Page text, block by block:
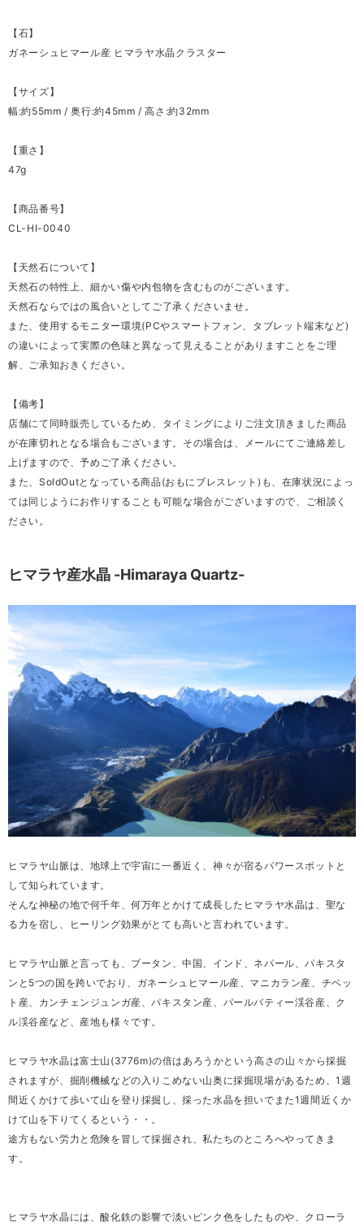
【石】
ガネーシュヒマール産 ヒマラヤ水晶クラスター
【サイズ】
幅:約55mm / 奥行:約45mm / 高さ:約32mm
【重さ】
47g
【商品番号】
CL-HI-0040
【天然石について】
天然石の特性上、細かい傷や内包物を含むものがございます。
天然石ならではの風合いとしてご了承くださいませ。
また、使用するモニター環境(PCやスマートフォン、タブレット端末など)
の違いによって実際の色味と異なって見えることがありますことをご理
解、ご承知おきください。
【備考】
店舗にて同時販売しているため、タイミングによりご注文頂きました商品
が在庫切れとなる場合もございます。その場合は、メールにてご連絡差し
上げますので、予めご了承ください。
また、SoldOutとなっている商品(おもにブレスレット)も、在庫状況によっ
ては同じようにお作りすることも可能な場合がございますので、ご相談く
ださい。
ヒマラヤ産水晶 -Himaraya Quartz-
ヒマラヤ山脈は、地球上で宇宙に一番近く、神々が宿るパワースポットと
して知られています。
そんな神秘の地で何千年、何万年とかけて成長したヒマラヤ水晶は、聖な
る力を宿し、ヒーリング効果がとても高いと言われています。
ヒマラヤ山脈と言っても、ブータン、中国、インド、ネパール、パキスタ
ンと5つの国を跨いでおり、ガネーシュヒマール産、マニカラン産、チベッ
ト産、カンチェンジュンガ産、パキスタン産、パールバティー渓谷産、ク
ル渓谷産など、産地も様々です。
ヒマラヤ水晶は富士山(3776m)の倍はあろうかという高さの山々から採掘
されますが、掘削機械などの入りこめない山奥に採掘現場があるため、1週
間近くかけて歩いて山を登り採掘し、採った水晶を担いでまた1週間近くか
けて山を下りてくるという・・。
途方もない労力と危険を冒して採掘され、私たちのところへやってきま
す。
ヒマラヤ水晶には、酸化鉄の影響で淡いピンク色をしたものや、クローラ